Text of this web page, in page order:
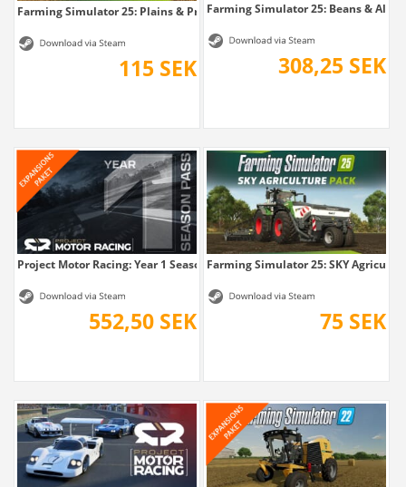
Farming Simulator 25: Plains & Prairies Pack
115 SEK
Farming Simulator 25: Beans &
308,25 SEK
Project Motor Racing: Year 1 Season Pass
552,50 SEK
Farming Simulator 25: SKY
75 SEK